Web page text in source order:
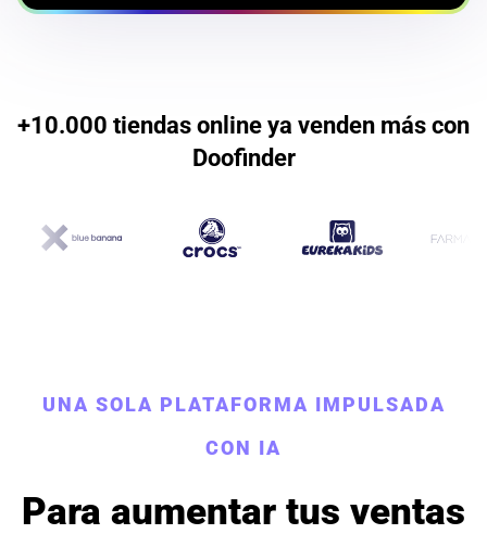
+10.000 tiendas online ya venden más con
Doofinder
UNA SOLA PLATAFORMA IMPULSADA
CON IA
Para aumentar tus ventas